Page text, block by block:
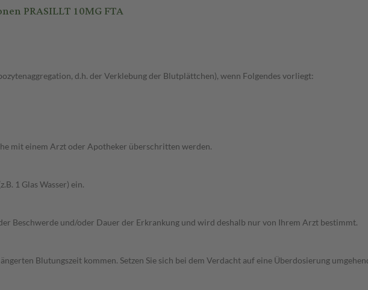
PRASILLT 10MG FTA
d.h. der Verklebung der Blutplättchen), wenn Folgendes vorliegt:
mit einem Arzt oder Apotheker überschritten werden.
1 Glas Wasser) ein.
Beschwerde und/oder Dauer der Erkrankung und wird deshalb nur von Ihrem Arzt bestimmt.
Blutungszeit kommen. Setzen Sie sich bei dem Verdacht auf eine Überdosierung